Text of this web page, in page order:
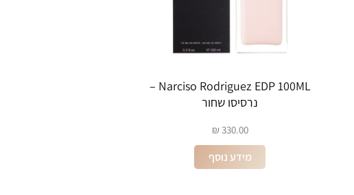
Narciso Rodriguez EDP 100ML –
נרסיסו שחור
330.00
₪
מידע נוסף